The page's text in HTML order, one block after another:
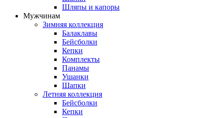
Шляпы и капоры
Мужчинам
Зимняя коллекция
Балаклавы
Бейсболки
Кепки
Комплекты
Панамы
Ушанки
Шапки
Летняя коллекция
Бейсболки
Кепки